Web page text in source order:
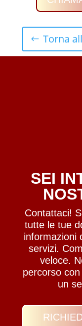
Torna
SEI
Contattaci!
tutte le tue
informazioni
servizi.
veloce.
percorso
un